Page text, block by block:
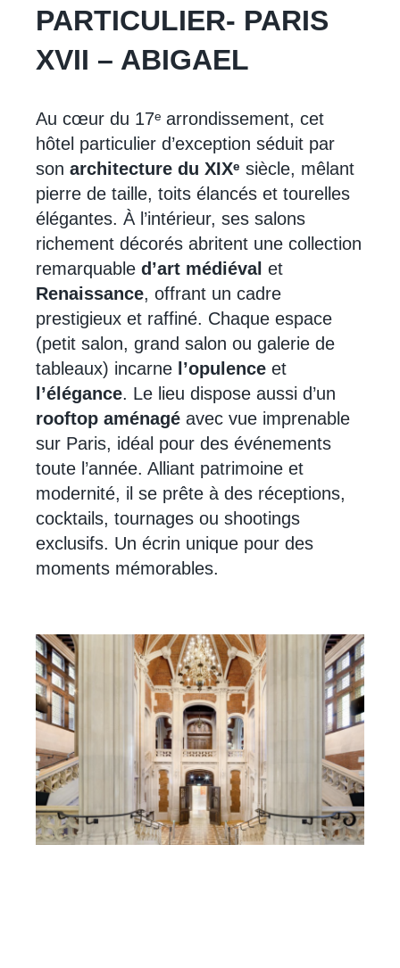
PARTICULIER- PARIS
XVII – ABIGAEL
Au cœur du 17ᵉ arrondissement, cet
hôtel particulier d’exception séduit par
son architecture du XIXᵉ siècle, mêlant
pierre de taille, toits élancés et tourelles
élégantes. À l’intérieur, ses salons
richement décorés abritent une collection
remarquable d’art médiéval et
Renaissance, offrant un cadre
prestigieux et raffiné. Chaque espace
(petit salon, grand salon ou galerie de
tableaux) incarne l’opulence et
l’élégance. Le lieu dispose aussi d’un
rooftop aménagé avec vue imprenable
sur Paris, idéal pour des événements
toute l’année. Alliant patrimoine et
modernité, il se prête à des réceptions,
cocktails, tournages ou shootings
exclusifs. Un écrin unique pour des
moments mémorables.